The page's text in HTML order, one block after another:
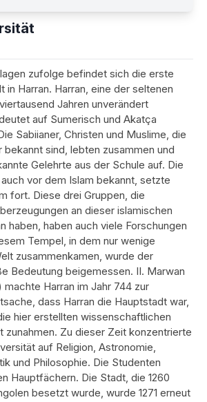
zufolge befindet sich die erste
in Harran. Harran, eine der seltenen
Jahren unverändert
auf Sumerisch und Akatça
Sabiianer, Christen und Muslime, die
bekannt sind, lebten zusammen und
Gelehrte aus der Schule auf. Die
vor dem Islam bekannt, setzte
fort. Diese drei Gruppen, die
an dieser islamischen
haben, haben auch viele Forschungen
Tempel, in dem nur wenige
zusammenkamen, wurde der
Bedeutung beigemessen. II. Marwan
Harran im Jahr 744 zur
dass Harran die Hauptstadt war,
hier erstellten wissenschaftlichen
zunahmen. Zu dieser Zeit konzentrierte
auf Religion, Astronomie,
und Philosophie. Die Studenten
Hauptfächern. Die Stadt, die 1260
besetzt wurde, wurde 1271 erneut